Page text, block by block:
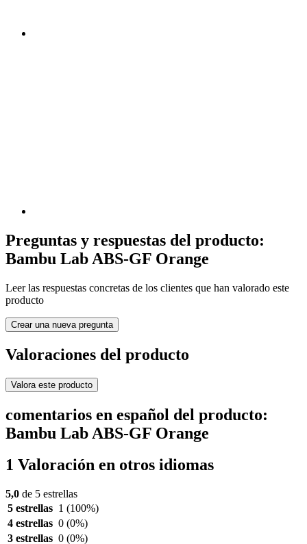
Preguntas y respuestas del producto:
Bambu Lab ABS-GF Orange
Leer las respuestas concretas de los clientes que han valorado este
producto
Crear una nueva pregunta
Valoraciones del producto
Valora este producto
comentarios en español del producto:
Bambu Lab ABS-GF Orange
1 Valoración en otros idiomas
5,0 de 5 estrellas
5 estrellas 1 (100%)
4 estrellas 0 (0%)
3 estrellas 0 (0%)